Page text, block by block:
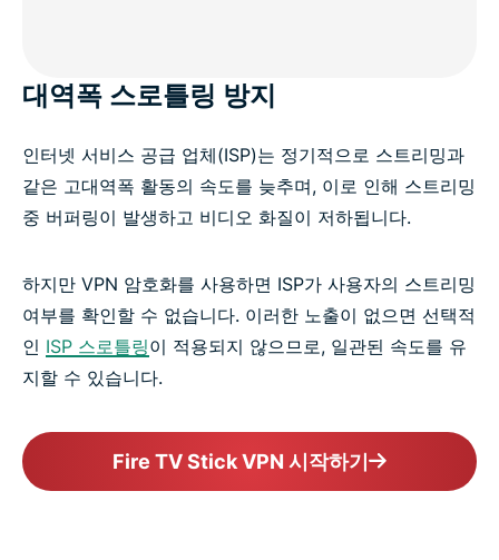
대역폭 스로틀링 방지
인터넷 서비스 공급 업체(ISP)는 정기적으로 스트리밍과
같은 고대역폭 활동의 속도를 늦추며, 이로 인해 스트리밍
중 버퍼링이 발생하고 비디오 화질이 저하됩니다.
하지만 VPN 암호화를 사용하면 ISP가 사용자의 스트리밍
여부를 확인할 수 없습니다. 이러한 노출이 없으면 선택적
인 ISP 스로틀링이 적용되지 않으므로, 일관된 속도를 유
지할 수 있습니다.
Fire TV Stick VPN 시작하기